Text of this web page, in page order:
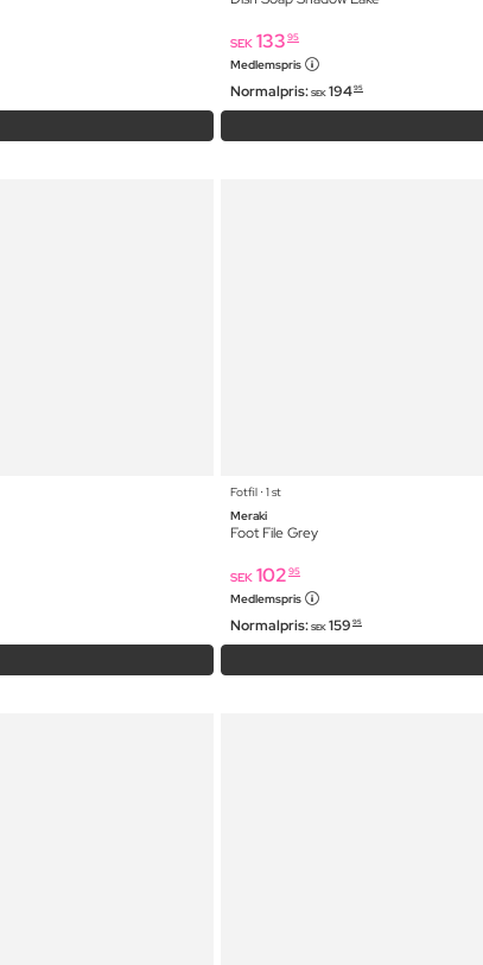
SEK 133 95
Medlemspris
Normalpris: SEK 19495
Fotfil ⋅ 1 st
Meraki
Foot File Grey
SEK 102 95
Medlemspris
Normalpris: SEK 159 95